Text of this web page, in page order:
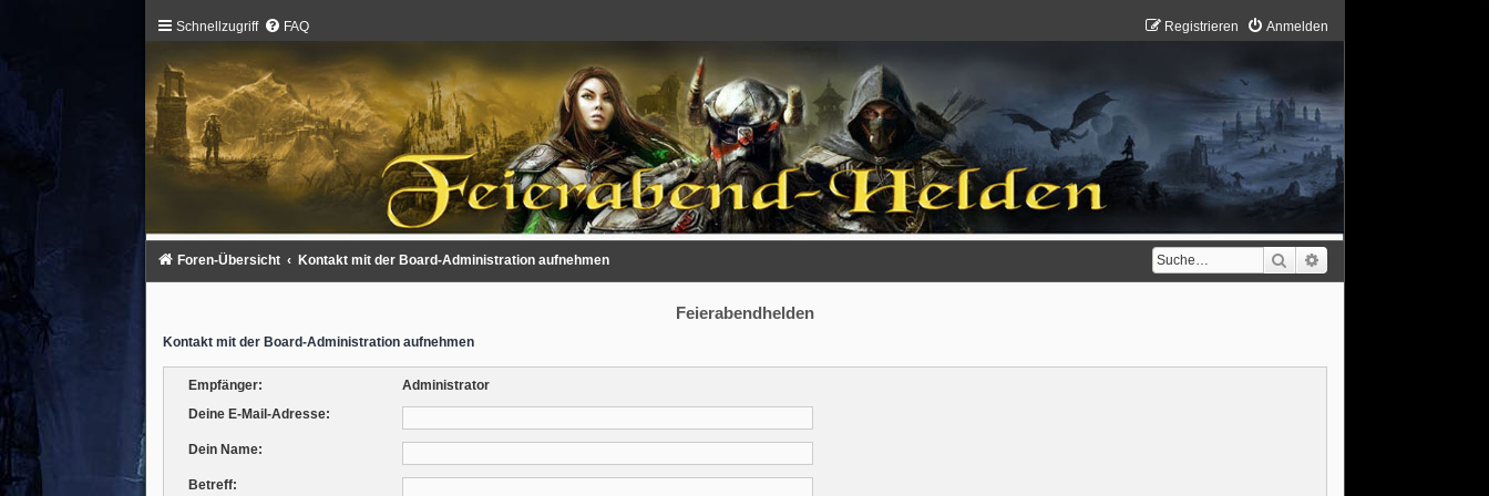
Schnellzugriff FAQ Anmelden
Registrieren
Suche
Foren-Übersicht Kontakt mit der Board-Administration aufnehmen
Feierabendhelden
Kontakt mit der Board-Administration aufnehmen
Empfänger:
Administrator
Deine E-Mail-Adresse:
Dein Name:
Betreff: